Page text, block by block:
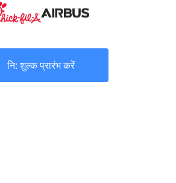
नि: शुल्क प्रारंभ करें